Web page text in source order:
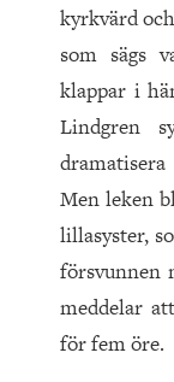
kyrkvärd
som sägs
klappar i
Lindgren
Men leken
lillasyster,
försvunnen
meddelar
för fem öre.